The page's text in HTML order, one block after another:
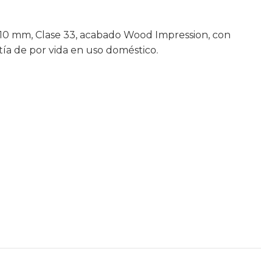
mm, Clase 33, acabado Wood Impression, con
de por vida en uso doméstico.